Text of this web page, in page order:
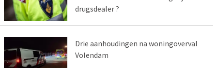
drugsdealer ?
Drie aanhoudingen na woningoverval
Volendam